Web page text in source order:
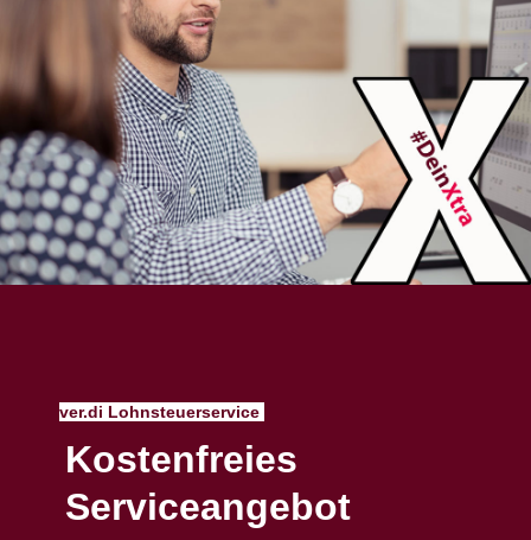
ver.di Lohnsteuerservice
Kostenfreies
Serviceangebot